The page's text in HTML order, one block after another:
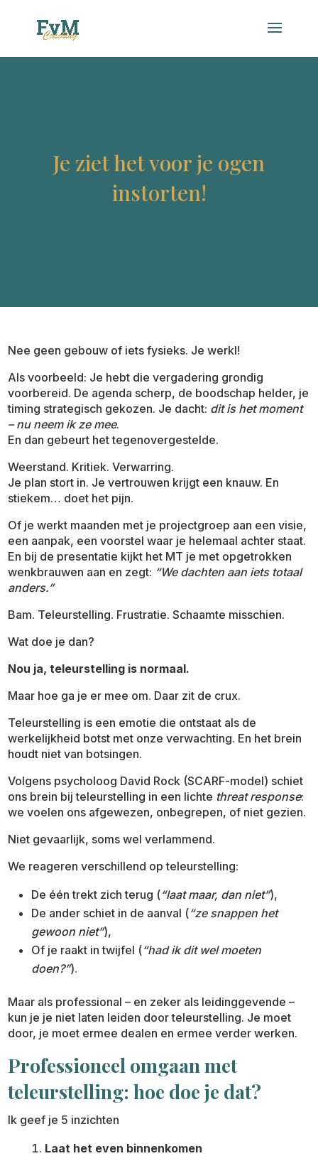
Je ziet het voor je ogen
instorten!
Nee geen gebouw of iets fysieks. Je werkl!
Als voorbeeld: Je hebt die vergadering grondig
voorbereid. De agenda scherp, de boodschap helder, je
timing strategisch gekozen. Je dacht: dit is het moment
– nu neem ik ze mee.
En dan gebeurt het tegenovergestelde.
Weerstand. Kritiek. Verwarring.
Je plan stort in. Je vertrouwen krijgt een knauw. En
stiekem… doet het pijn.
Of je werkt maanden met je projectgroep aan een visie,
een aanpak, een voorstel waar je helemaal achter staat.
En bij de presentatie kijkt het MT je met opgetrokken
wenkbrauwen aan en zegt: “We dachten aan iets totaal
anders.”
Bam. Teleurstelling. Frustratie. Schaamte misschien.
Wat doe je dan?
Nou ja, teleurstelling is normaal.
Maar hoe ga je er mee om. Daar zit de crux.
Teleurstelling is een emotie die ontstaat als de
werkelijkheid botst met onze verwachting. En het brein
houdt niet van botsingen.
Volgens psycholoog David Rock (SCARF-model) schiet
ons brein bij teleurstelling in een lichte threat response:
we voelen ons afgewezen, onbegrepen, of niet gezien.
Niet gevaarlijk, soms wel verlammend.
We reageren verschillend op teleurstelling:
De één trekt zich terug (“laat maar, dan niet”),
De ander schiet in de aanval (“ze snappen het
gewoon niet”),
Of je raakt in twijfel (“had ik dit wel moeten
doen?”).
Maar als professional – en zeker als leidinggevende –
kun je je niet laten leiden door teleurstelling. Je moet
door, je moet ermee dealen en ermee verder werken.
Professioneel omgaan met
teleurstelling: hoe doe je dat?
Ik geef je 5 inzichten
Laat het even binnenkomen